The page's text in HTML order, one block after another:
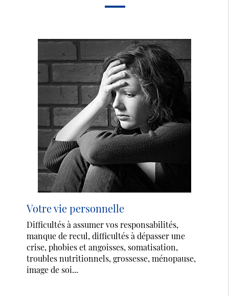
Votre vie personnelle
Difficultés à assumer vos responsabilités,
manque de recul, difficultés à dépasser une
crise, phobies et angoisses, somatisation,
troubles nutritionnels, grossesse, ménopause,
image de soi...